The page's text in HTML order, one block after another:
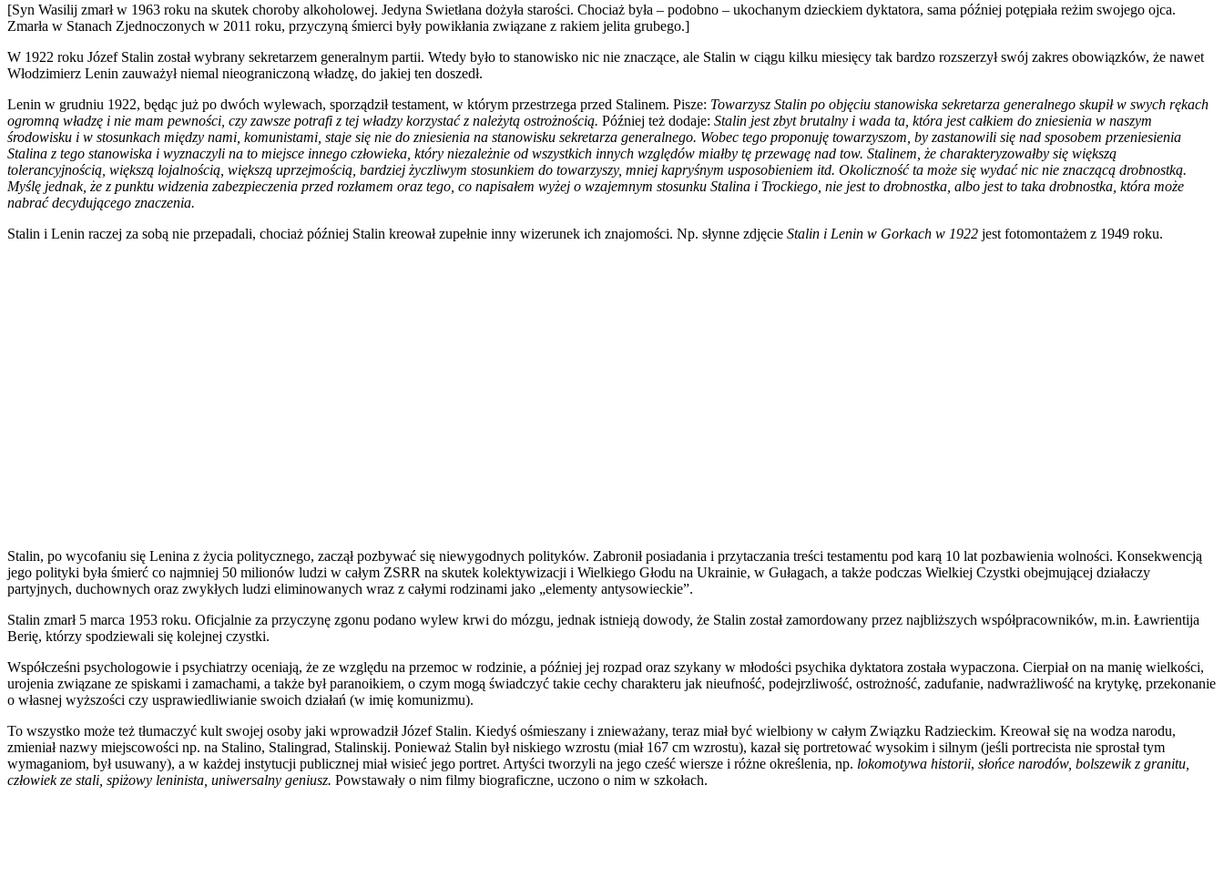
[Syn Wasilij zmarł w 1963 roku na skutek choroby alkoholowej. Jedyna Swietłana dożyła starości. Chociaż była – podobno – ukochanym dzieckiem dyktatora, sama później potępiała reżim swojego ojca.
Zmarła w Stanach Zjednoczonych w 2011 roku, przyczyną śmierci były powikłania związane z rakiem jelita grubego.]
W 1922 roku Józef Stalin został wybrany sekretarzem generalnym partii. Wtedy było to stanowisko nic nie znaczące, ale Stalin w ciągu kilku miesięcy tak bardzo rozszerzył swój zakres obowiązków, że nawet
Włodzimierz Lenin zauważył niemal nieograniczoną władzę, do jakiej ten doszedł.
Lenin w grudniu 1922, będąc już po dwóch wylewach, sporządził testament, w którym przestrzega przed Stalinem. Pisze: Towarzysz Stalin po objęciu stanowiska sekretarza generalnego skupił w swych rękach
ogromną władzę i nie mam pewności, czy zawsze potrafi z tej władzy korzystać z należytą ostrożnością. Później też dodaje: Stalin jest zbyt brutalny i wada ta, która jest całkiem do zniesienia w naszym
środowisku i w stosunkach między nami, komunistami, staje się nie do zniesienia na stanowisku sekretarza generalnego. Wobec tego proponuję towarzyszom, by zastanowili się nad sposobem przeniesienia
Stalina z tego stanowiska i wyznaczyli na to miejsce innego człowieka, który niezależnie od wszystkich innych względów miałby tę przewagę nad tow. Stalinem, że charakteryzowałby się większą
tolerancyjnością, większą lojalnością, większą uprzejmością, bardziej życzliwym stosunkiem do towarzyszy, mniej kapryśnym usposobieniem itd. Okoliczność ta może się wydać nic nie znaczącą drobnostką.
Myślę jednak, że z punktu widzenia zabezpieczenia przed rozłamem oraz tego, co napisałem wyżej o wzajemnym stosunku Stalina i Trockiego, nie jest to drobnostka, albo jest to taka drobnostka, która może
nabrać decydującego znaczenia.
Stalin i Lenin raczej za sobą nie przepadali, chociaż później Stalin kreował zupełnie inny wizerunek ich znajomości. Np. słynne zdjęcie Stalin i Lenin w Gorkach w 1922 jest fotomontażem z 1949 roku.
Stalin, po wycofaniu się Lenina z życia politycznego, zaczął pozbywać się niewygodnych polityków. Zabronił posiadania i przytaczania treści testamentu pod karą 10 lat pozbawienia wolności. Konsekwencją
jego polityki była śmierć co najmniej 50 milionów ludzi w całym ZSRR na skutek kolektywizacji i Wielkiego Głodu na Ukrainie, w Gułagach, a także podczas Wielkiej Czystki obejmującej działaczy
partyjnych, duchownych oraz zwykłych ludzi eliminowanych wraz z całymi rodzinami jako „elementy antysowieckie”.
Stalin zmarł 5 marca 1953 roku. Oficjalnie za przyczynę zgonu podano wylew krwi do mózgu, jednak istnieją dowody, że Stalin został zamordowany przez najbliższych współpracowników, m.in. Ławrientija
Berię, którzy spodziewali się kolejnej czystki.
Współcześni psychologowie i psychiatrzy oceniają, że ze względu na przemoc w rodzinie, a później jej rozpad oraz szykany w młodości psychika dyktatora została wypaczona. Cierpiał on na manię wielkości,
urojenia związane ze spiskami i zamachami, a także był paranoikiem, o czym mogą świadczyć takie cechy charakteru jak nieufność, podejrzliwość, ostrożność, zadufanie, nadwrażliwość na krytykę, przekonanie
o własnej wyższości czy usprawiedliwianie swoich działań (w imię komunizmu).
To wszystko może też tłumaczyć kult swojej osoby jaki wprowadził Józef Stalin. Kiedyś ośmieszany i znieważany, teraz miał być wielbiony w całym Związku Radzieckim. Kreował się na wodza narodu,
zmieniał nazwy miejscowości np. na Stalino, Stalingrad, Stalinskij. Ponieważ Stalin był niskiego wzrostu (miał 167 cm wzrostu), kazał się portretować wysokim i silnym (jeśli portrecista nie sprostał tym
wymaganiom, był usuwany), a w każdej instytucji publicznej miał wisieć jego portret. Artyści tworzyli na jego cześć wiersze i różne określenia, np. lokomotywa historii, słońce narodów, bolszewik z granitu,
człowiek ze stali, spiżowy leninista, uniwersalny geniusz. Powstawały o nim filmy biograficzne, uczono o nim w szkołach.